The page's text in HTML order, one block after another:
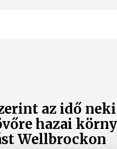
az idő neki
hazai
Wellbrockon